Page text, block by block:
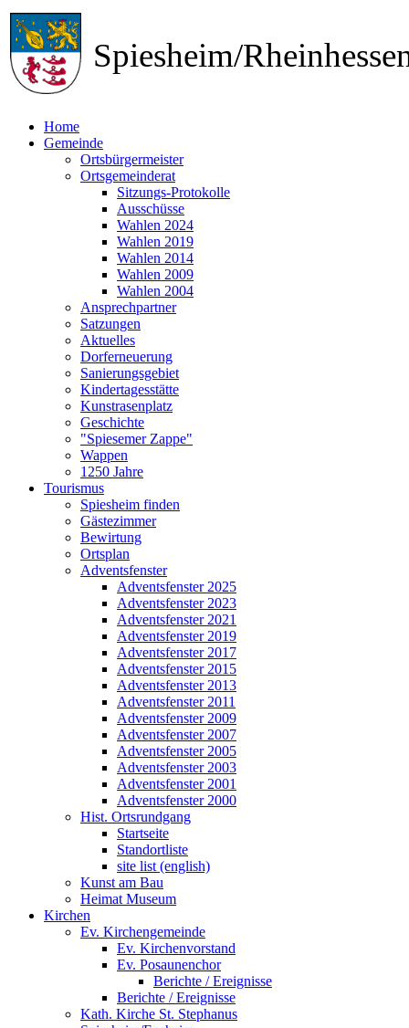
Spiesheim/
Home
Gemeinde
Ortsbürgermeister
Ortsgemeinderat
Sitzungs-Protokolle
Ausschüsse
Wahlen 2024
Wahlen 2019
Wahlen 2014
Wahlen 2009
Wahlen 2004
Ansprechpartner
Satzungen
Aktuelles
Dorferneuerung
Sanierungsgebiet
Kindertagesstätte
Kunstrasenplatz
Geschichte
"Spiesemer Zappe"
Wappen
1250 Jahre
Tourismus
Spiesheim finden
Gästezimmer
Bewirtung
Ortsplan
Adventsfenster
Adventsfenster 2025
Adventsfenster 2023
Adventsfenster 2021
Adventsfenster 2019
Adventsfenster 2017
Adventsfenster 2015
Adventsfenster 2013
Adventsfenster 2011
Adventsfenster 2009
Adventsfenster 2007
Adventsfenster 2005
Adventsfenster 2003
Adventsfenster 2001
Adventsfenster 2000
Hist. Ortsrundgang
Startseite
Standortliste
site list (english)
Kunst am Bau
Heimat Museum
Kirchen
Ev. Kirchengemeinde
Ev. Kirchenvorstand
Ev. Posaunenchor
Berichte / Ereignisse
Berichte / Ereignisse
Kath. Kirche St. Stephanus